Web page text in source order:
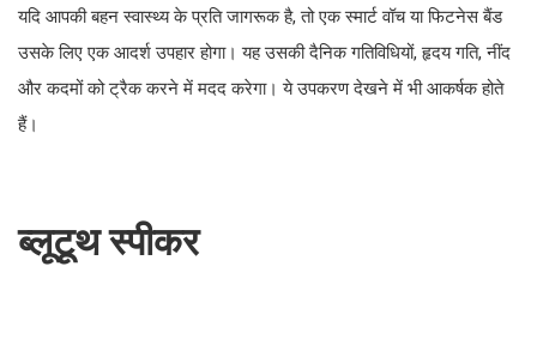
यदि आपकी बहन स्वास्थ्य के प्रति जागरूक है, तो एक स्मार्ट वॉच या फिटनेस बैंड
उसके लिए एक आदर्श उपहार होगा। यह उसकी दैनिक गतिविधियों, हृदय गति, नींद
और कदमों को ट्रैक करने में मदद करेगा। ये उपकरण देखने में भी आकर्षक होते
हैं।
ब्लूटूथ स्पीकर